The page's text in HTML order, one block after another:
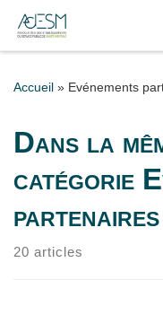
Passer au contenu
Accueil » Evénements
Dans la
catégorie
partenaires
20 articles